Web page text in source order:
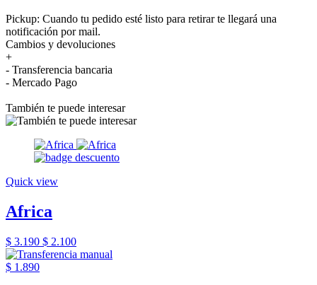
Pickup: Cuando tu pedido esté listo para retirar te llegará una
notificación por mail.
Cambios y devoluciones
+
- Transferencia bancaria
- Mercado Pago
También te puede interesar
Quick view
Africa
$ 3.190 $ 2.100
$ 1.890